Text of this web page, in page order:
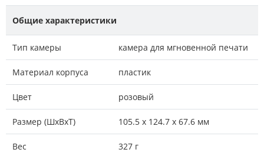
Общие характеристики
Тип камеры камера для мгновенной печати
Материал корпуса пластик
Цвет розовый
Размер (ШxВxТ) 105.5 х 124.7 х 67.6 мм
Вес 327 г